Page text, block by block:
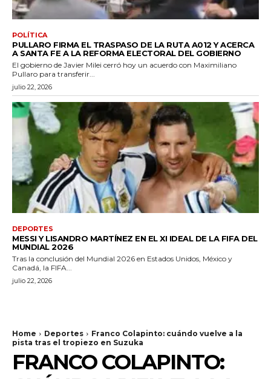
POLÍTICA
PULLARO FIRMA EL TRASPASO DE LA RUTA A012 Y ACERCA
A SANTA FE A LA REFORMA ELECTORAL DEL GOBIERNO
El gobierno de Javier Milei cerró hoy un acuerdo con Maximiliano
Pullaro para transferir...
julio 22, 2026
DEPORTES
MESSI Y LISANDRO MARTÍNEZ EN EL XI IDEAL DE LA FIFA DEL
MUNDIAL 2026
Tras la conclusión del Mundial 2026 en Estados Unidos, México y
Canadá, la FIFA...
julio 22, 2026